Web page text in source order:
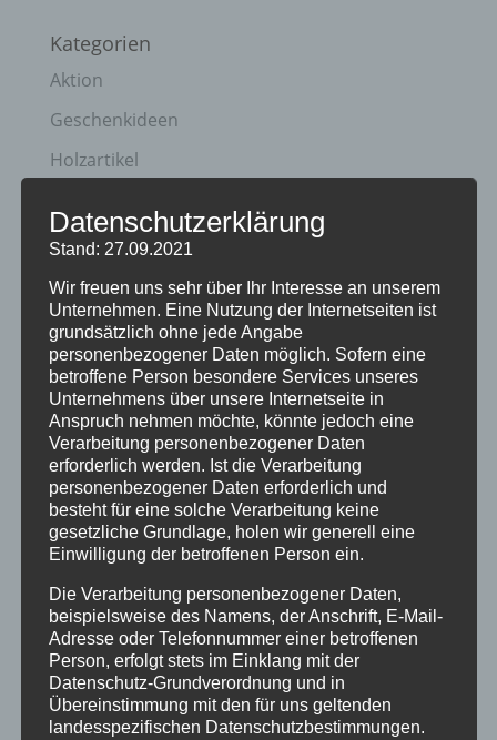
Kategorien
Aktion
Geschenkideen
Holzartikel
Info
Termine
Archiv
April 2023
Januar 2021
Juli 2020
März 2018
Dezember 2017
November 2016
August 2016
Juli 2016
Juni 2016
Datenschutzerklärung
Stand: 27.09.2021
Wir freuen uns sehr über Ihr Interesse an unserem
Unternehmen. Eine Nutzung der Internetseiten ist
grundsätzlich ohne jede Angabe
personenbezogener Daten möglich. Sofern eine
betroffene Person besondere Services unseres
Unternehmens über unsere Internetseite in
Anspruch nehmen möchte, könnte jedoch eine
Verarbeitung personenbezogener Daten
erforderlich werden. Ist die Verarbeitung
personenbezogener Daten erforderlich und
besteht für eine solche Verarbeitung keine
gesetzliche Grundlage, holen wir generell eine
Einwilligung der betroffenen Person ein.
Die Verarbeitung personenbezogener Daten,
beispielsweise des Namens, der Anschrift, E-Mail-
Adresse oder Telefonnummer einer betroffenen
Person, erfolgt stets im Einklang mit der
Datenschutz-Grundverordnung und in
Übereinstimmung mit den für uns geltenden
landesspezifischen Datenschutzbestimmungen.